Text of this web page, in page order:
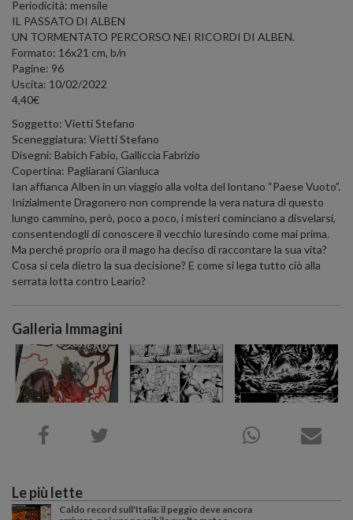
Periodicità: mensile
IL PASSATO DI ALBEN
UN TORMENTATO PERCORSO NEI RICORDI DI ALBEN.
Formato: 16x21 cm, b/n
Pagine: 96
Uscita: 10/02/2022
4,40€
Soggetto: Vietti Stefano
Sceneggiatura: Vietti Stefano
Disegni: Babich Fabio, Galliccia Fabrizio
Copertina: Pagliarani Gianluca
Ian affianca Alben in un viaggio alla volta del lontano “Paese Vuoto”.
Inizialmente Dragonero non comprende la vera natura di questo
lungo cammino, però, poco a poco, i misteri cominciano a disvelarsi,
consentendogli di conoscere il vecchio luresindo come mai prima.
Ma perché proprio ora il mago ha deciso di raccontare la sua vita?
Cosa si cela dietro la sua decisione? E come si lega tutto ciò alla
serrata lotta contro Leario?
Galleria Immagini
Le più lette
Caldo record sull'Italia: il peggio deve ancora